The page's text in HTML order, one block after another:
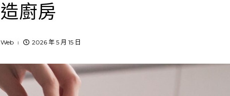
造廚房
Web 2026 年 5 月 15 日